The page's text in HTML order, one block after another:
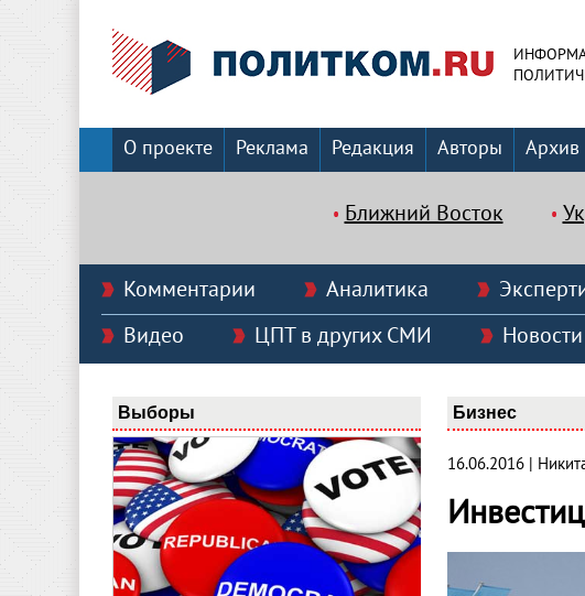
О проекте Реклама Редакция Авторы Архив
Ближний Восток
Комментарии Аналитика
Видео
ЦПТ в других СМИ
Выборы Бизнес
16.06.2016 |